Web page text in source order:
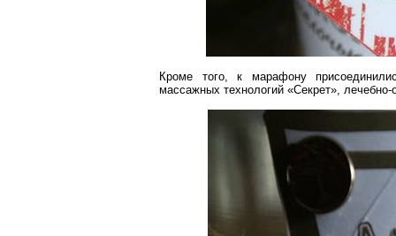
Кроме того, к марафону
массажных технологий «Секрет»,